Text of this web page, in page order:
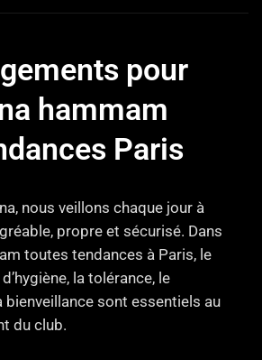
pour
hammam
Paris
nous veillons chaque jour à
propre et sécurisé. Dans
toutes tendances à Paris, le
la tolérance, le
sont essentiels au
du club.